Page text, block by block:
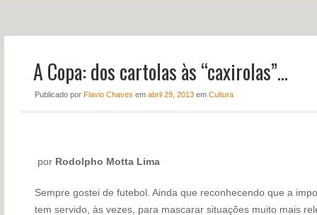
NOTÍCIAS PERFIL
CONTATO
A Copa: dos cartolas às “caxirolas”…
Publicado por Flavio Chaves em abril 29, 2013em Cultura
por Rodolpho Motta Lima
Sempre gostei de futebol. Ainda que reconhecendo que a
tem servido, às vezes, para mascarar situações muito mais